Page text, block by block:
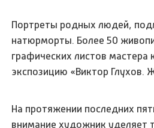
Портреты родных людей,
натюрморты. Более 50
графических листов мастера
экспозицию «Виктор Глухов.
На протяжении последних
внимание художник уделяет